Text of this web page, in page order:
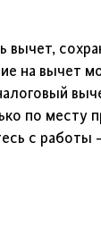
вычет,
на вычет
по месту
с